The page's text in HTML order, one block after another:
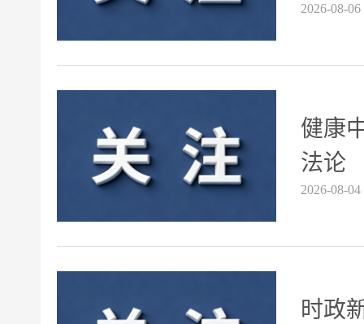
2026-08-06
健康
法论
2026-08-04
时政